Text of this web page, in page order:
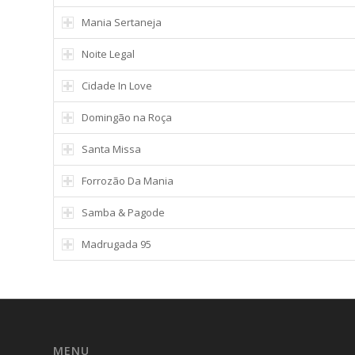
Mania Sertaneja
Noite Legal
Cidade In Love
Domingão na Roça
Santa Missa
Forrozão Da Mania
Samba & Pagode
Madrugada 95
MENU